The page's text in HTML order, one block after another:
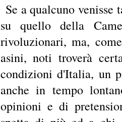
Se a qualcuno
su quello della
rivoluzionari, ma,
asini, noti troverà
condizioni d'Italia, un
anche in tempo
opinioni e di